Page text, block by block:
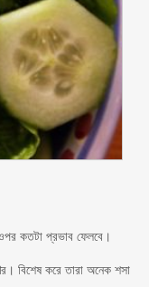
কতটা প্রভাব ফেলবে।
বিশেষ করে তারা অনেক শসা